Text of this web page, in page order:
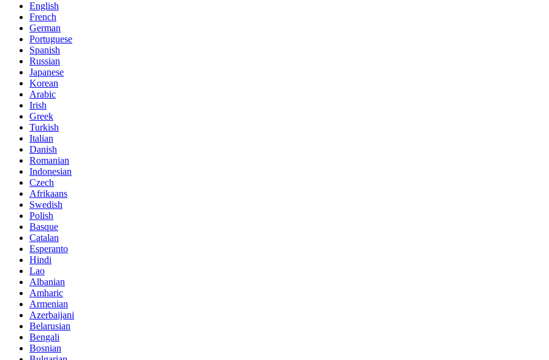
English
French
German
Portuguese
Spanish
Russian
Japanese
Korean
Arabic
Irish
Greek
Turkish
Italian
Danish
Romanian
Indonesian
Czech
Afrikaans
Swedish
Polish
Basque
Catalan
Esperanto
Hindi
Lao
Albanian
Amharic
Armenian
Azerbaijani
Belarusian
Bengali
Bosnian